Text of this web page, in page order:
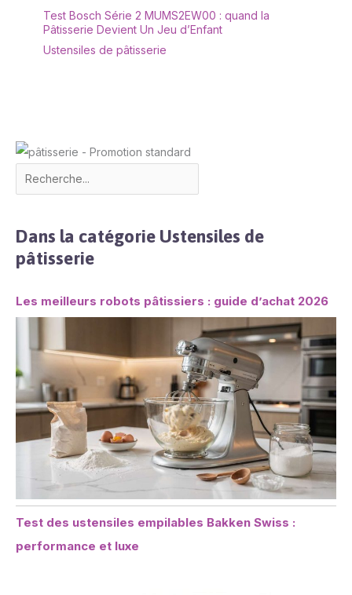
Test Bosch Série 2 MUMS2EW00 : quand la
Pâtisserie Devient Un Jeu d’Enfant
Ustensiles de pâtisserie
Dans la catégorie Ustensiles de
pâtisserie
Les meilleurs robots pâtissiers : guide d’achat 2026
Test des ustensiles empilables Bakken Swiss :
performance et luxe